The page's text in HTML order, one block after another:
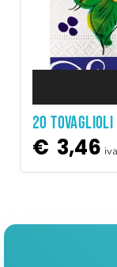
20
€ 3,46